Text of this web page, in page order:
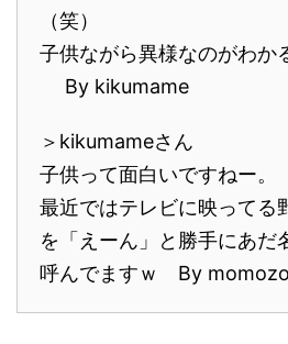
（笑）
子供ながら異様なのがわか
By kikumame
＞kikumameさん
子供って面白いですねー。
最近ではテレビに映ってる
を「えーん」と勝手にあだ
呼んでますｗ By